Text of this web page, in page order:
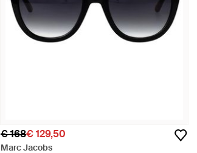
€ 168€ 129,50
Marc Jacobs